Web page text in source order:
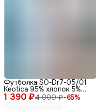
1 390 ₽4 000 ₽−65%
Футболка SO-Dr7-05/01
Keotica 95% хлопок 5%
лайкра белая 46